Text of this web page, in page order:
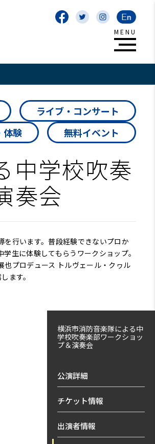
ライブ・コンサート
体験
無料イベント
中学校吹奏
奏会
行います。普段経験できないプロか
生に体験してもらうワークショップ。
也プロデュース トルヴェール・クヮル
ます。
横浜市消防音楽隊による中
学校吹奏楽部ワークショッ
プ＆演奏会
公演詳細
チケット情報
出演者情報